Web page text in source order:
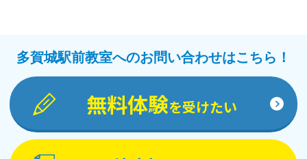
多賀城駅前教室へのお問い合わせはこちら！
無料体験を受けたい